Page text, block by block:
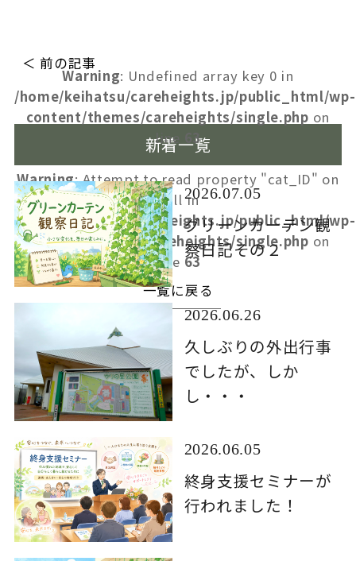
＜ 前の記事
Warning: Undefined array key 0 in
/home/keihatsu/careheights.jp/public_html/wp-
content/themes/careheights/single.php on
line
63
Warning: Attempt to read property "cat_ID" on
null in
/home/keihatsu/careheights.jp/public_html/wp-
content/themes/careheights/single.php on
line 63
一覧に戻る
新着一覧
2026.07.05
グリーンカーテン観
察日記その２
2026.06.26
久しぶりの外出行事
でしたが、しか
し・・・
2026.06.05
終身支援セミナーが
行われました！